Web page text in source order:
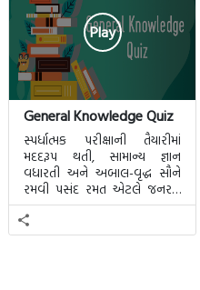
Play
General Knowledge Quiz
સ્પર્ધાત્મક પરીક્ષાની તૈયારીમાં
મદદરૂપ થતી, સામાન્ય જ્ઞાન
વધારતી અને અબાલ-વૃદ્ધ સૌને
રમવી પસંદ રમત એટલે જનરલ
નોલેજ ક્વિઝ.